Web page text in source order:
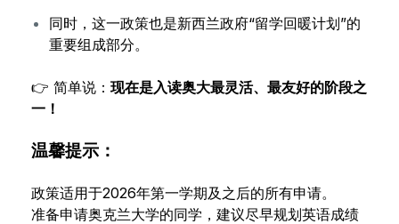
同时，这一政策也是新西兰政府“留学回暖计划”的
重要组成部分。
👉 简单说： 现在是入读奥大最灵活、最友好的阶段之
一！
温馨提示：
政策适用于2026年第一学期及之后的所有申请。
准备申请奥克兰大学的同学， 建议尽早规划英语成绩